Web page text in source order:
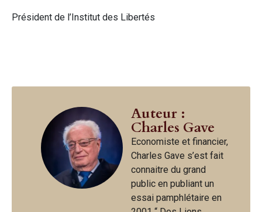
Président de l’Institut des Libertés
Auteur :
Charles Gave
Economiste et financier,
Charles Gave s’est fait
connaitre du grand
public en publiant un
essai pamphlétaire en